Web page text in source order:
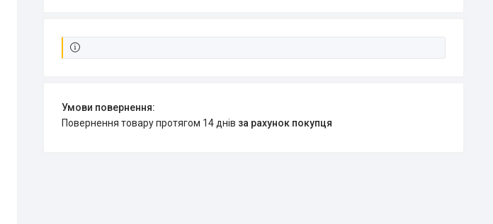
повернення товару протягом 14 днів за рахунок покупця